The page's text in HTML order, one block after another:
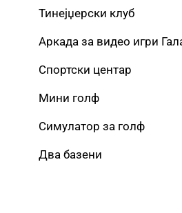
Тинејџерски клуб
Аркада за видео игри
Спортски центар
Мини голф
Симулатор за голф
Два базени